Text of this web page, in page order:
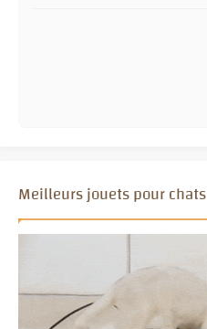
Meilleurs jouets pour chats